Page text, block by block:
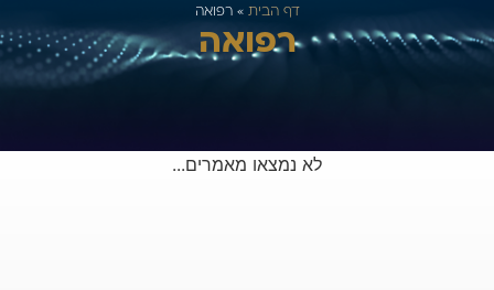
דף הבית »רפואה
רפואה
לא נמצאו מאמרים...